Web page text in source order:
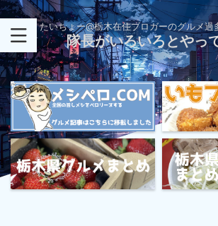
たいちょー@栃木在住ブロガーのグルメ過
隊長がいろいろとやっ